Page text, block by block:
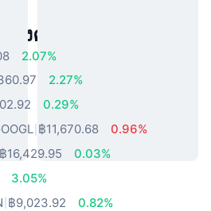
ห่งความจริงยอดนิยม
2.07%
2.27%
0.29%
฿11,670.68
0.96%
฿16,429.95
0.03%
3.05%
฿9,023.92
0.82%